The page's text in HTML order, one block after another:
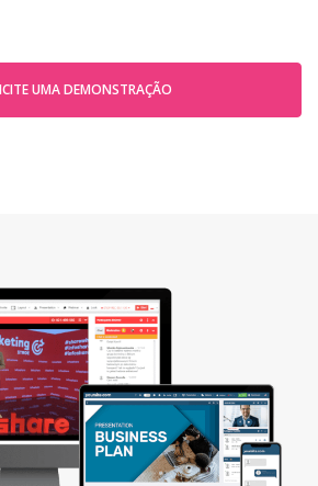
UMA DEMONSTRAÇÃO